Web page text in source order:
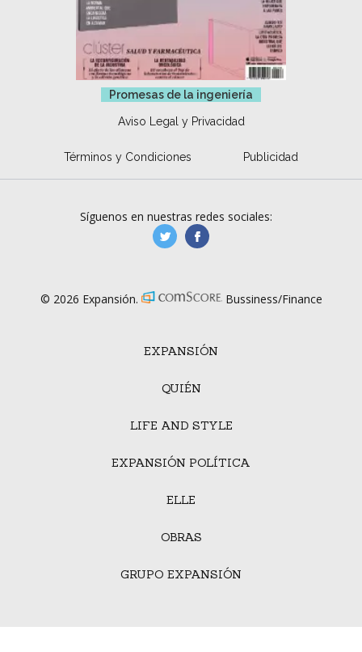
Promesas de la ingeniería
Aviso Legal y Privacidad
Términos y Condiciones Publicidad
EXPANSIÓN
QUIÉN
LIFE AND STYLE
EXPANSIÓN POLÍTICA
ELLE
OBRAS
GRUPO EXPANSIÓN
Síguenos en nuestras redes sociales:
manufacturaGE
© 2026 Expansión. Bussiness/Finance